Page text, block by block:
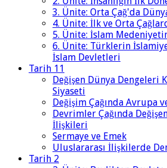
3. Ünite: Orta Çağ'da
4. Ünite: İlk ve Orta
5. Ünite: İslam
6. Ünite: Türklerin
İslam Devletleri
Tarih 11
Değişen Dünya Dengeleri
Siyaseti
Değişim Çağında Avrupa
Devrimler Çağında
İlişkileri
Sermaye ve Emek
Uluslararası İlişkilerde
Tarih 2